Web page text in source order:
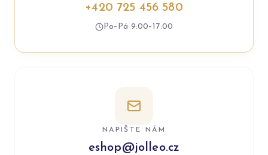
+420 725 456 580
Po–Pá 9:00–17:00
NAPIŠTE NÁM
eshop@jolleo.cz